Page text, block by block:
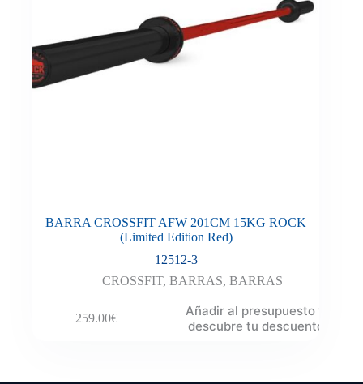
BARRA CROSSFIT AFW 201CM 15KG ROCK
(Limited Edition Red)
12512-3
CROSSFIT, BARRAS, BARRAS
259.00€
Añadir al presupuesto y
descubre tu descuento